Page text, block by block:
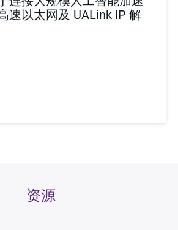
速以太网及 UALink IP 解
资源